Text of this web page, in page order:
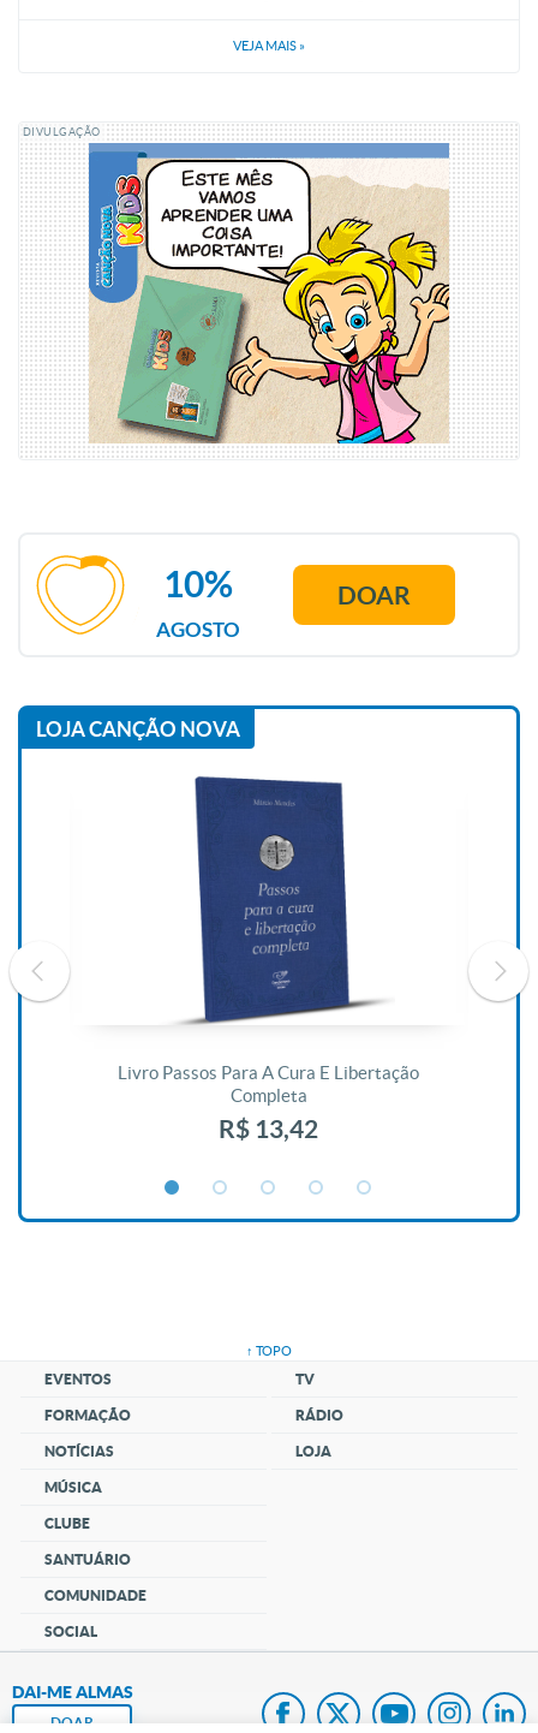
VEJA MAIS »
DIVULGAÇÃO
AGOSTO
10% DOAR
LOJA CANÇÃO NOVA
Livro Passos Para A Cura E Libertação
Completa
R$ 13,42
↑ TOPO
EVENTOS
FORMAÇÃO
NOTÍCIAS
MÚSICA
CLUBE
SANTUÁRIO
COMUNIDADE
SOCIAL
TV
RÁDIO
LOJA
DAI-ME ALMAS
DOAR